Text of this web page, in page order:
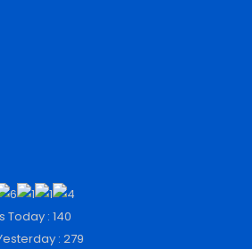
Today : 140
: 279